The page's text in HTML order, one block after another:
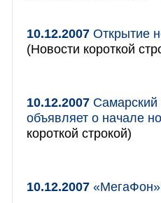
10.12.2007 Открытие
(Новости короткой
10.12.2007
объявляет о начале
короткой строкой)
10.12.2007 «МегаФон»